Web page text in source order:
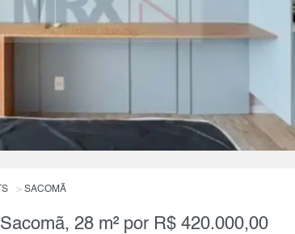
SACOMÃ
28 m² por R$ 420.000,00